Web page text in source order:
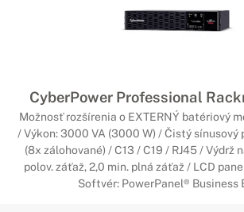
CyberPower Professional
Možnosť rozšírenia o EXTERNÝ batériový
/ Výkon: 3000 VA (3000 W) / Čistý sínusový
(8x zálohované) / C13 / C19 / RJ45 / Výdrž
polov. záťaž, 2,0 min. plná záťaž / LCD
Softvér: PowerPanel® Business